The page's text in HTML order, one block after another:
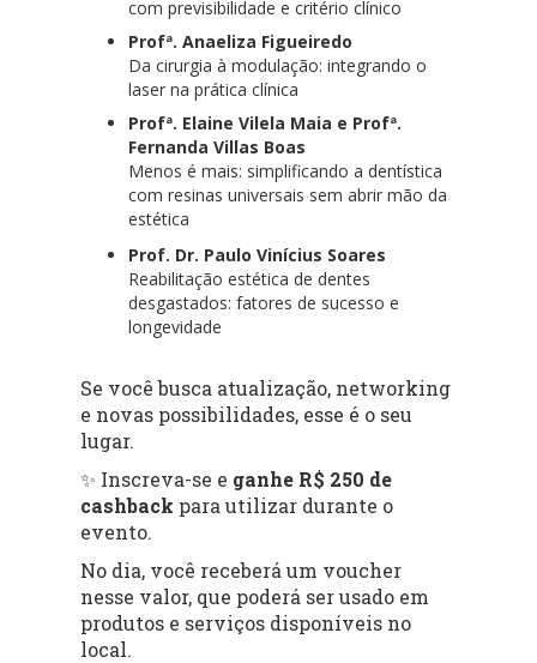
com previsibilidade e critério clínico
Profª. Anaeliza Figueiredo
Da cirurgia à modulação: integrando o
laser na prática clínica
Profª. Elaine Vilela Maia e Profª.
Fernanda Villas Boas
Menos é mais: simplificando a dentística
com resinas universais sem abrir mão da
estética
Prof. Dr. Paulo Vinícius Soares
Reabilitação estética de dentes
desgastados: fatores de sucesso e
longevidade
Se você busca atualização, networking
e novas possibilidades, esse é o seu
lugar.
✨ Inscreva-se e ganhe R$ 250 de
cashback para utilizar durante o
evento.
No dia, você receberá um voucher
nesse valor, que poderá ser usado em
produtos e serviços disponíveis no
local.